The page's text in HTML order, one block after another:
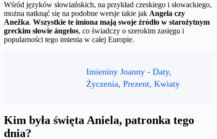
Wśród języków słowiańskich, na przykład czeskiego i słowackiego,
można natknąć się na podobne wersje takie jak Angela czy
Anežka. Wszystkie te imiona mają swoje źródło w starożytnym
greckim słowie ángelos, co świadczy o szerokim zasięgu i
popularności tego imienia w całej Europie.
Imieniny Joanny - Daty,
Życzenia, Prezent, Kwiaty
Kim była święta Aniela, patronka tego
dnia?